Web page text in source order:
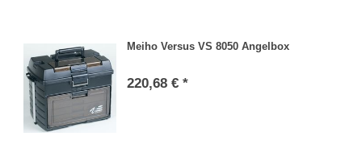
Meiho Versus VS 8050 Angelbox
220,68 € *